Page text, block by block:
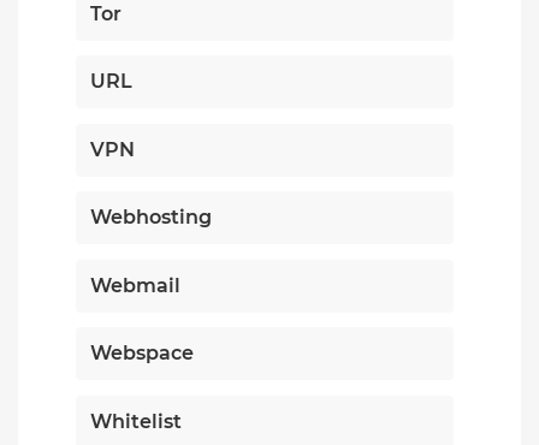
Tor
URL
VPN
Webhosting
Webmail
Webspace
Whitelist